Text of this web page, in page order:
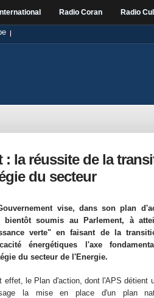
Radio Coran Radio
la réussite de la
du secteur
vise, dans son plan
bientôt soumis au Parlement, à
verte" en faisant de la
énergétiques l'axe
du secteur de l'Energie.
effet, le Plan d'action, dont l'APS détient
la mise en place d'un plan